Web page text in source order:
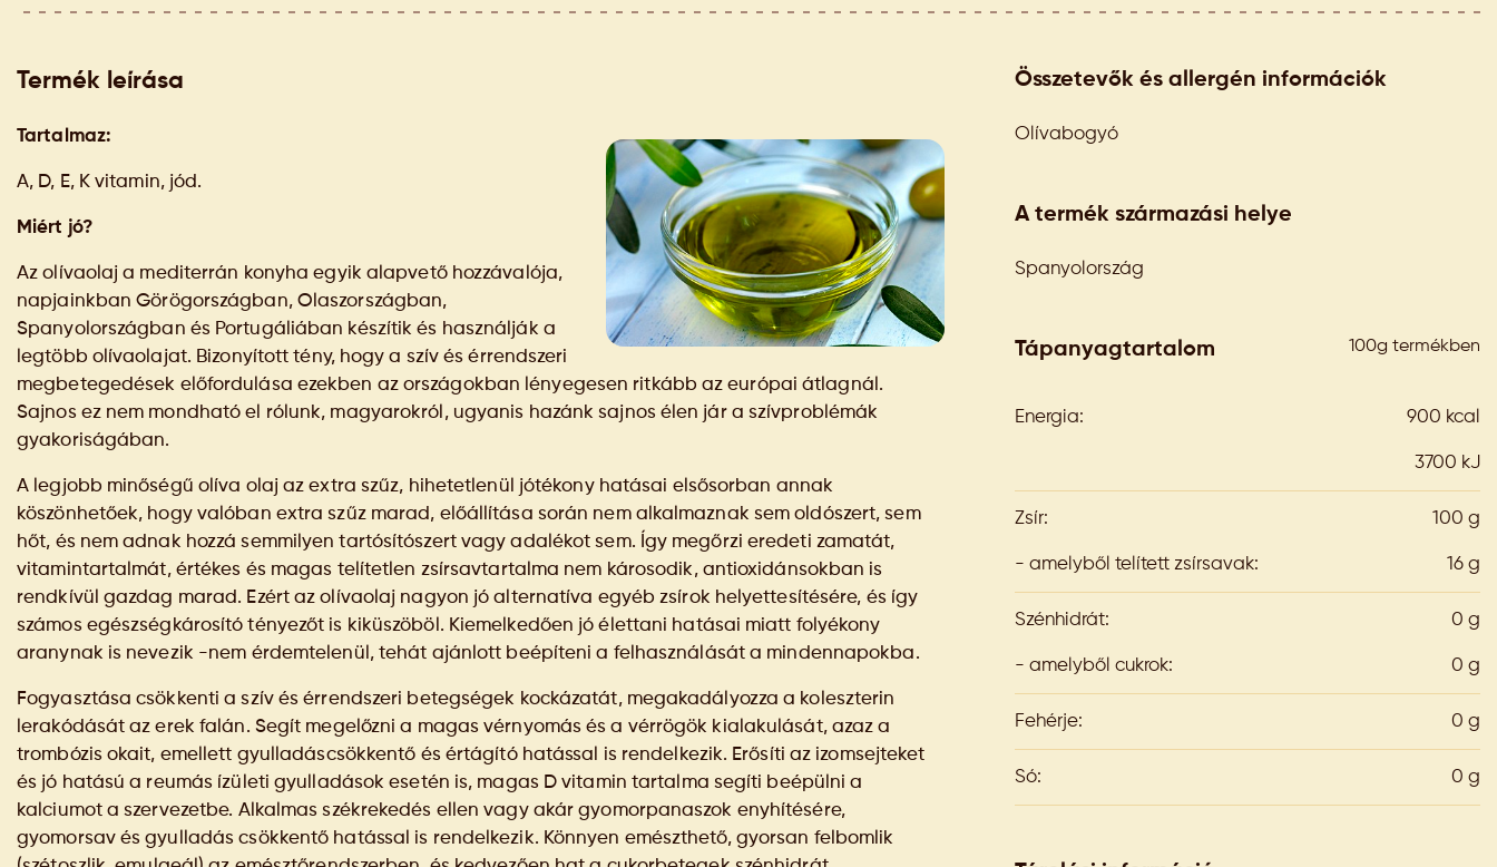
Termék leírása
Tartalmaz:
A, D, E, K vitamin, jód.
Miért jó?
Az olívaolaj a mediterrán konyha egyik alapvető hozzávalója,
napjainkban Görögországban, Olaszországban,
Spanyolországban és Portugáliában készítik és használják a
legtöbb olívaolajat. Bizonyított tény, hogy a szív és érrendszeri
megbetegedések előfordulása ezekben az országokban lényegesen ritkább az európai átlagnál.
Sajnos ez nem mondható el rólunk, magyarokról, ugyanis hazánk sajnos élen jár a szívproblémák
gyakoriságában.
A legjobb minőségű olíva olaj az extra szűz, hihetetlenül jótékony hatásai elsősorban annak
köszönhetőek, hogy valóban extra szűz marad, előállítása során nem alkalmaznak sem oldószert, sem
hőt, és nem adnak hozzá semmilyen tartósítószert vagy adalékot sem. Így megőrzi eredeti zamatát,
vitamintartalmát, értékes és magas telítetlen zsírsavtartalma nem károsodik, antioxidánsokban is
rendkívül gazdag marad. Ezért az olívaolaj nagyon jó alternatíva egyéb zsírok helyettesítésére, és így
számos egészségkárosító tényezőt is kiküszöböl. Kiemelkedően jó élettani hatásai miatt folyékony
aranynak is nevezik -nem érdemtelenül, tehát ajánlott beépíteni a felhasználását a mindennapokba.
Fogyasztása csökkenti a szív és érrendszeri betegségek kockázatát, megakadályozza a koleszterin
lerakódását az erek falán. Segít megelőzni a magas vérnyomás és a vérrögök kialakulását, azaz a
trombózis okait, emellett gyulladáscsökkentő és értágító hatással is rendelkezik. Erősíti az izomsejteket
és jó hatású a reumás ízületi gyulladások esetén is, magas D vitamin tartalma segíti beépülni a
kalciumot a szervezetbe. Alkalmas székrekedés ellen vagy akár gyomorpanaszok enyhítésére,
gyomorsav és gyulladás csökkentő hatással is rendelkezik. Könnyen emészthető, gyorsan felbomlik
Összetevők és allergén információk
Olívabogyó
A termék származási helye
Spanyolország
Tápanyagtartalom 100g termékben
Energia: 900 kcal
3700 kJ
Zsír: 100 g
- amelyből telített zsírsavak: 16 g
Szénhidrát: 0 g
- amelyből cukrok: 0 g
Fehérje: 0 g
Só: 0 g